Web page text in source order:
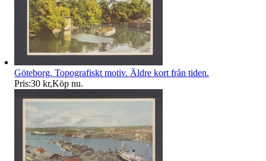
Göteborg. Topografiskt motiv. Äldre kort från tiden.
Pris:30 kr,Köp nu.